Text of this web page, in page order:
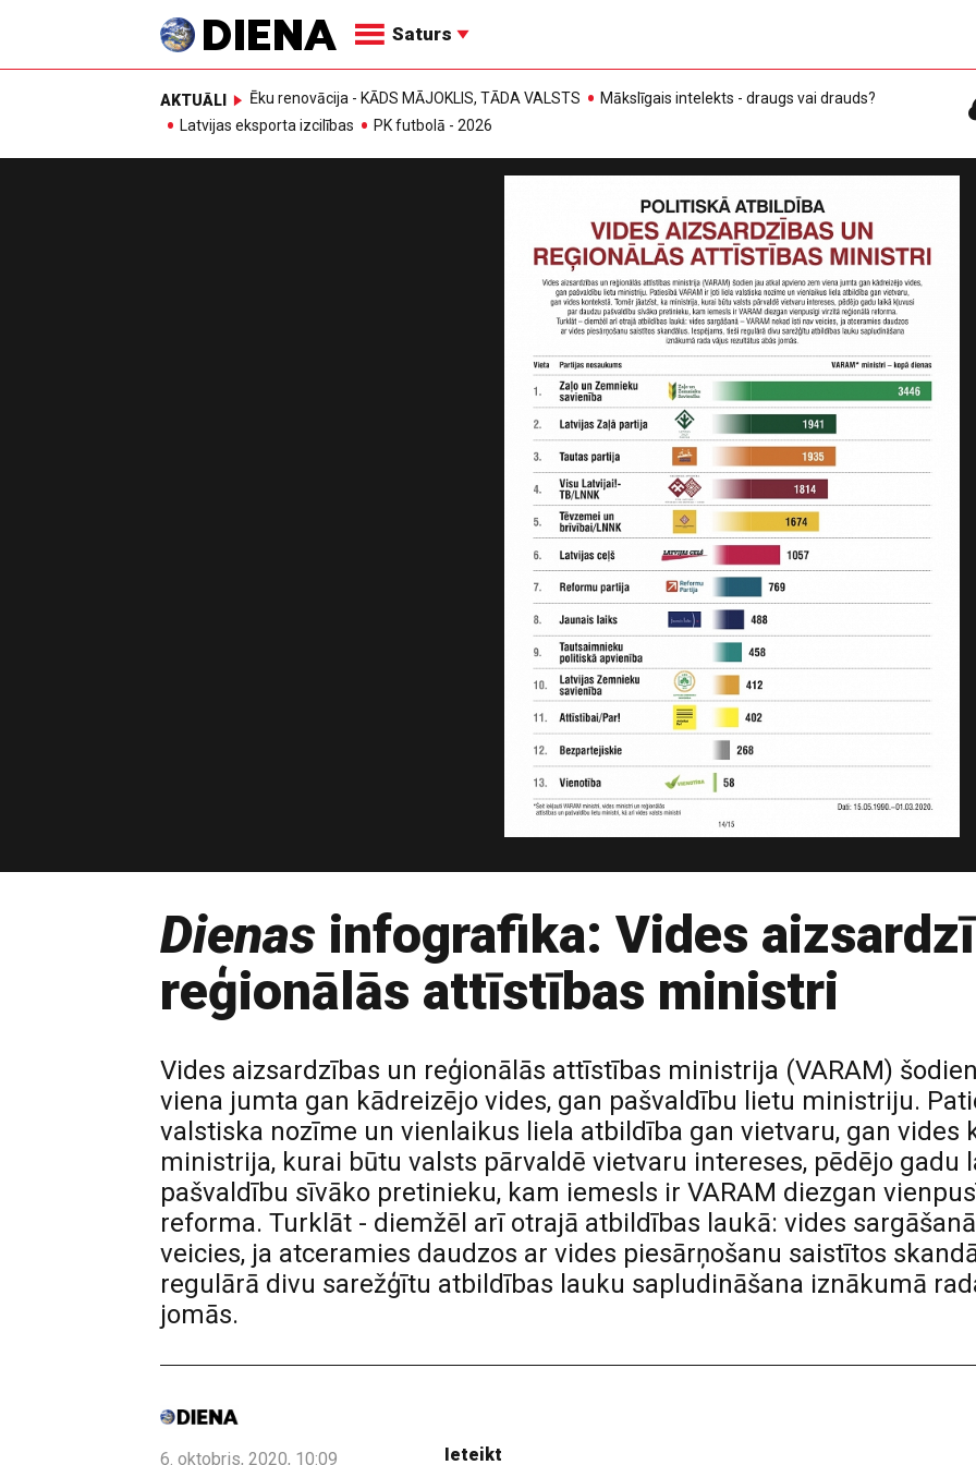
Saturs
AKTUĀLI Ēku renovācija - KĀDS MĀJOKLIS, TĀDA VALSTS
Mākslīgais intelekts - draugs vai drauds?
Latvijas eksporta izcilības
PK futbolā - 2026
Dienas infografika: Vides
reģionālās attīstības ministri
Vides aizsardzības un reģionālās attīstības ministrija (VARAM)
viena jumta gan kādreizējo vides, gan pašvaldību lietu ministriju.
valstiska nozīme un vienlaikus liela atbildība gan vietvaru, gan vides
ministrija, kurai būtu valsts pārvaldē vietvaru intereses, pēdējo gadu
pašvaldību sīvāko pretinieku, kam iemesls ir VARAM diezgan
reforma. Turklāt - diemžēl arī otrajā atbildības laukā: vides
veicies, ja atceramies daudzos ar vides piesārņošanu saistītos
regulārā divu sarežģītu atbildības lauku sapludināšana iznākumā
jomās.
6. oktobris, 2020, 10:09 Ieteikt